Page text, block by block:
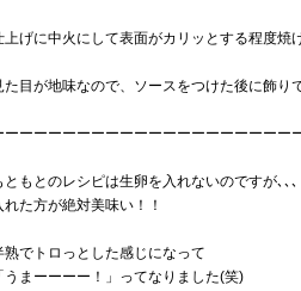
上げに中火にして表面がカリッとする程度焼
た目が地味なので、ソースをつけた後に飾り
ーーーーーーーーーーーーーーーーーーーー
ともとのレシピは生卵を入れないのですが､､､
れた方が絶対美味い！！
熟でトロっとした感じになって
「うまーーーー！」ってなりました(笑)